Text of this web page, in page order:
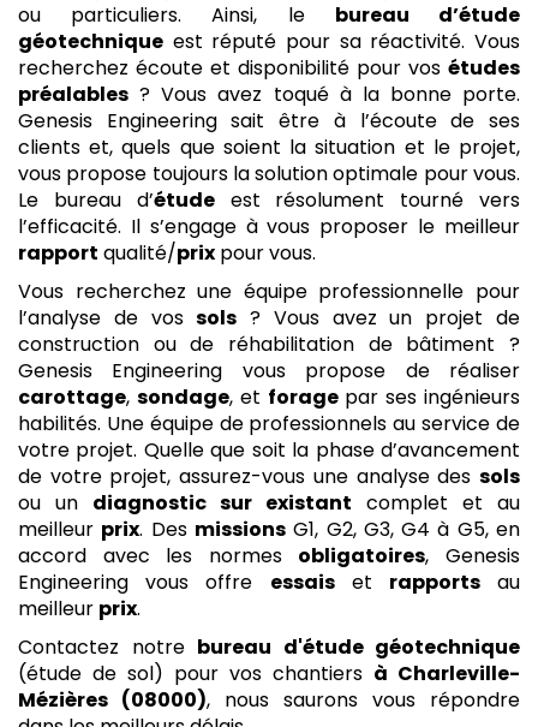
ou particuliers. Ainsi, le bureau d’étude
géotechnique est réputé pour sa réactivité. Vous
recherchez écoute et disponibilité pour vos études
préalables ? Vous avez toqué à la bonne porte.
Genesis Engineering sait être à l’écoute de ses
clients et, quels que soient la situation et le projet,
vous propose toujours la solution optimale pour vous.
Le bureau d’étudeest résolument tourné vers
l’efficacité. Il s’engage à vous proposer le meilleur
rapport qualité/prix pour vous.
Vous recherchez une équipe professionnelle pour
l’analyse de vossols ? Vous avez un projet de
construction ou de réhabilitation de bâtiment ?
Genesis Engineering vous propose de réaliser
carottage, sondage, et foragepar ses ingénieurs
habilités. Une équipe de professionnels au service de
votre projet. Quelle que soit la phase d’avancement
de votre projet, assurez-vous une analyse des sols
ou un diagnostic sur existant complet et au
meilleur prix. Des missionsG1, G2, G3, G4 à G5, en
accord avec les normes obligatoires, Genesis
Engineering vous offre essaiset rapportsau
meilleur prix.
Contactez notre bureau d'étude géotechnique
(étude de sol) pour vos chantiers à Charleville-
Mézières (08000), nous saurons vous répondre